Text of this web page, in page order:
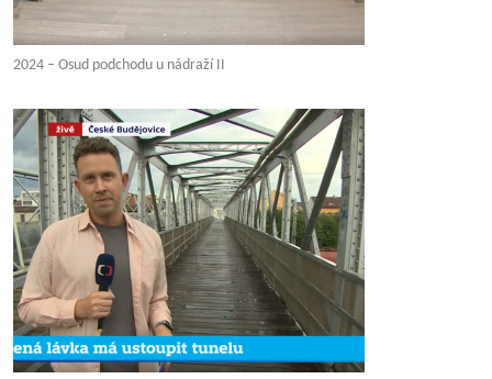
2024 – Osud podchodu u nádraží II